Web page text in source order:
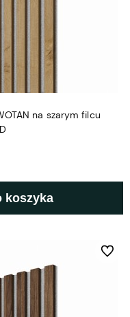
na szarym filcu
koszyka
Do